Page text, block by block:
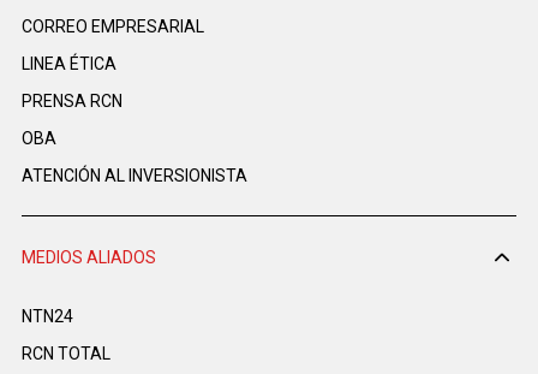
CORREO EMPRESARIAL
LINEA ÉTICA
PRENSA RCN
OBA
ATENCIÓN AL INVERSIONISTA
MEDIOS ALIADOS
NTN24
RCN TOTAL